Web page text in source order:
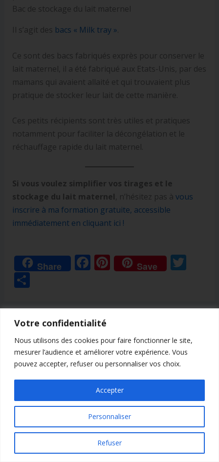
Votre confidentialité
Nous utilisons des cookies pour faire fonctionner le site,
mesurer l’audience et améliorer votre expérience. Vous
pouvez accepter, refuser ou personnaliser vos choix.
Personnaliser
Refuser
Accepter
Bac de stockage du lait maternel
Il s’agit des bacs « Milk tray ».
Ce sont des bacs fabriqués exprès pour conserver le
lait maternel, il a été fabriqué aux Etats-Unis, par des
mamans qui avaient allaité et qui trouvaient plus
pratique de stocker leur lait de cette manière.
Ces petits récipients sont très utiles et pratiques
notamment pour faciliter la décongélation et le
réchauffage rapide du lait maternel.
Si vous voulez simplifier vos tirages et le
stockage du lait maternel , n’hésitez pas à vous
inscrire à ma formation gratuite, accessible
immédiatement en cliquant ici !
Share F
b
o
o
k
Pi
nt
e
Save T
er
P
ta
g
er
PRÉCÉDENT
Publications similaires